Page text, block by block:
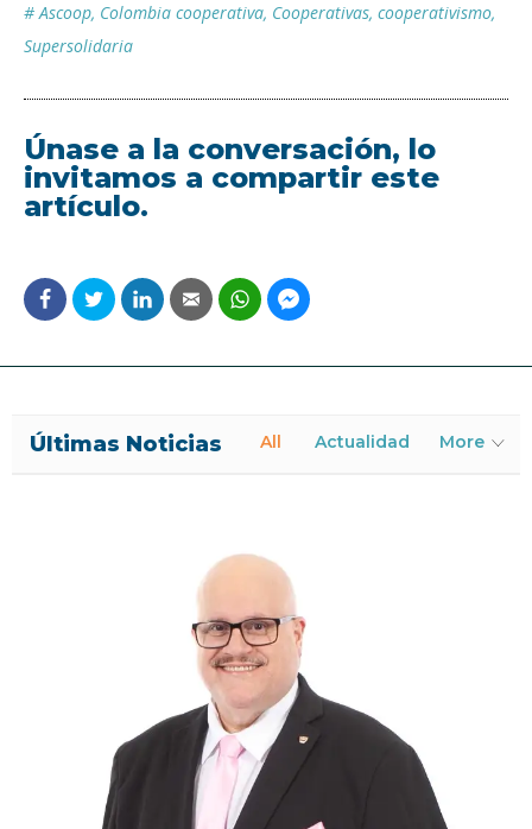
# Ascoop, Colombia cooperativa, Cooperativas, cooperativismo,
Supersolidaria
Únase a la conversación, lo
invitamos a compartir este
artículo.
Últimas Noticias All Actualidad More